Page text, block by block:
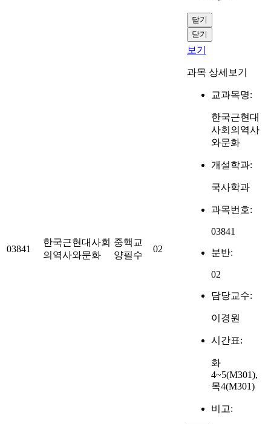
닫기
닫기
03841
한국근현대사회
의역사와문화
중핵교
양필수
02
보기
과목 상세보기
교과목명:
한국근현대
사회의역사
와문화
개설학과:
국사학과
과목번호:
03841
분반:
02
담당교수:
이경원
시간표:
화
4~5(M301),
목4(M301)
비고: